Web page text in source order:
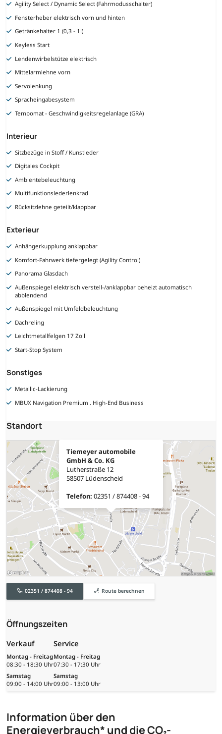
Agility Select / Dynamic Select (Fahrmodusschalter)
Fensterheber elektrisch vorn und hinten
Getränkehalter 1 (0,3 - 1l)
Keyless Start
Lendenwirbelstütze elektrisch
Mittelarmlehne vorn
Servolenkung
Spracheingabesystem
Tempomat - Geschwindigkeitsregelanlage (GRA)
Interieur
Sitzbezüge in Stoff / Kunstleder
Digitales Cockpit
Ambientebeleuchtung
Multifunktionslederlenkrad
Rücksitzlehne geteilt/klappbar
Exterieur
Anhängerkupplung anklappbar
Komfort-Fahrwerk tiefergelegt (Agility Control)
Panorama Glasdach
Außenspiegel elektrisch verstell-/anklappbar beheizt automatisch
abblendend
Außenspiegel mit Umfeldbeleuchtung
Dachreling
Leichtmetallfelgen 17 Zoll
Start-Stop System
Sonstiges
Metallic-Lackierung
MBUX Navigation Premium . High-End Business
Standort
Tiemeyer automobile
GmbH & Co. KG
Lutherstraße 12
58507 Lüdenscheid
Telefon: 02351 / 874408 - 94
02351 / 874408 - 94 Route berechnen
Öffnungszeiten
Verkauf
Montag - Freitag
08:30 - 18:30 Uhr
Samstag
09:00 - 14:00 Uhr
Service
Montag - Freitag
07:30 - 17:30 Uhr
Samstag
09:00 - 13:00 Uhr
Information über den
Energieverbrauch* und die CO₂-